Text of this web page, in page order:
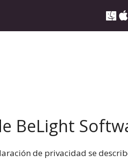
BeLight
de privacidad se